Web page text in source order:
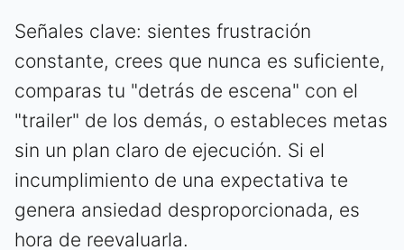
Señales clave: sientes frustración
constante, crees que nunca es suficiente,
comparas tu "detrás de escena" con el
"trailer" de los demás, o estableces metas
sin un plan claro de ejecución. Si el
incumplimiento de una expectativa te
genera ansiedad desproporcionada, es
hora de reevaluarla.